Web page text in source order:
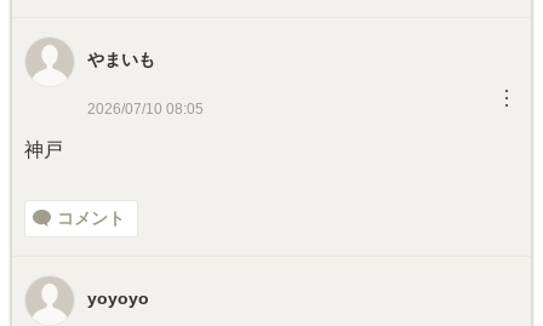
やまいも
2026/07/10 08:05 ︙
神戸
コメント
yoyoyo